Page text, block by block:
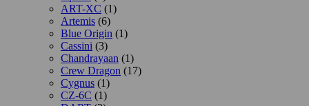
ART-XC (1)
Artemis (6)
Blue Origin (1)
Cassini (3)
Chandrayaan (1)
Crew Dragon (17)
Cygnus (1)
CZ-6C (1)